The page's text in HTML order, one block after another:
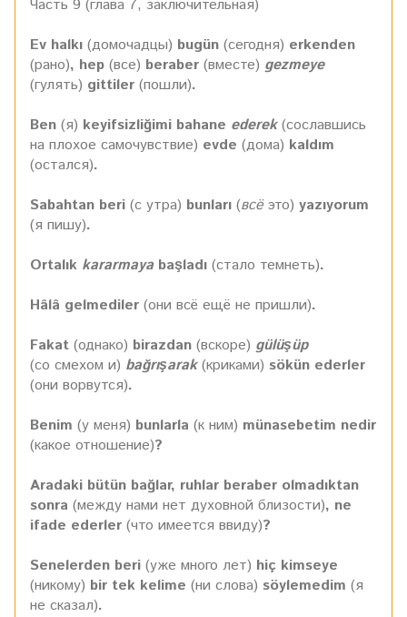
Часть 9 (глава 7, заключительная)
Ev halkı (домочадцы) bugün (сегодня) erkenden
(рано), hep (все) beraber (вместе) gezmeye
(гулять) gittiler (пошли).
Ben (я) keyifsizliğimi bahane ederek(сославшись
на плохое самочувствие) evde (дома) kaldım
(остался).
Sabahtan beri (с утра) bunları (всёэто) yazıyorum
(я пишу).
Ortalık kararmaya başladı (стало темнеть).
Hâlâ gelmediler (они всё ещё не пришли).
Fakat (однако) birazdan (вскоре) gülüşüp
(со смехом и) bağrışarak (криками) sökün ederler
(они ворвутся).
Benim (у меня) bunlarla (к ним) münasebetim nedir
(какое отношение)?
Aradaki bütün bağlar, ruhlar beraber olmadıktan
sonra (между нами нет духовной близости), ne
ifade ederler (что имеется ввиду)?
Senelerden beri (уже много лет) hiç kimseye
(никому) bir tek kelime (ни слова) söylemedim (я
не сказал).